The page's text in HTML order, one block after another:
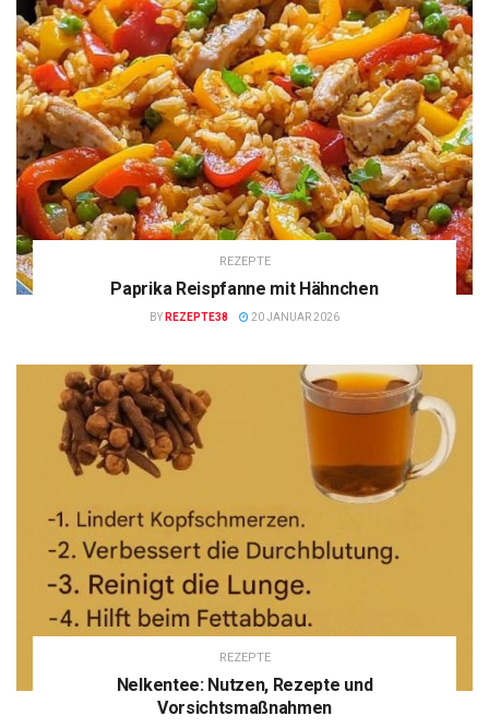
REZEPTE
Paprika Reispfanne mit Hähnchen
BY REZEPTE38 20 JANUAR 2026
REZEPTE
Nelkentee: Nutzen, Rezepte und
Vorsichtsmaßnahmen